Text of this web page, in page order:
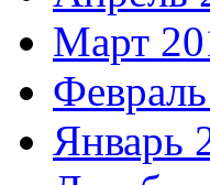
Март
Январь